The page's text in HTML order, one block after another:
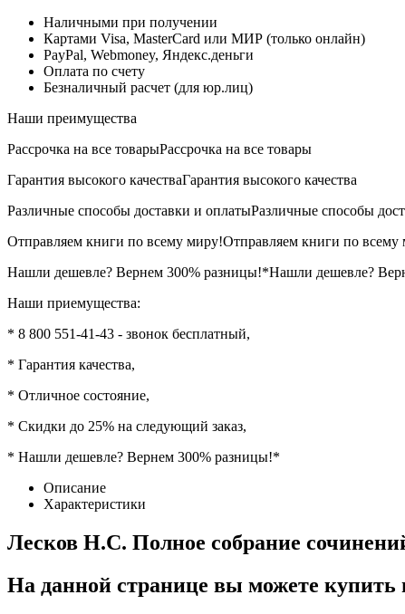
Наличными при получении
Картами Visa, MasterCard или МИР (только онлайн)
PayPal, Webmoney, Яндекс.деньги
Оплата по счету
Безналичный расчет (для юр.лиц)
Наши преимущества
Рассрочка на все товарыРассрочка на все товары
Гарантия высокого качестваГарантия высокого качества
Различные способы доставки и оплатыРазличные способы
Отправляем книги по всему миру!Отправляем книги по всему
Нашли дешевле? Вернем 300% разницы!*Нашли дешевле?
Наши приемущества:
* 8 800 551-41-43 - звонок бесплатный,
* Гарантия качества,
* Отличное состояние,
* Скидки до 25% на следующий заказ,
* Нашли дешевле? Вернем 300% разницы!*
Описание
Характеристики
Лесков Н.С. Полное собрание
На данной странице вы можете купить